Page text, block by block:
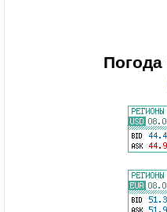
Погода